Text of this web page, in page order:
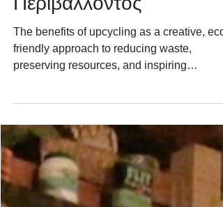
Προστασία του
Περιβάλλοντος
The benefits of upcycling as a creative, eco-
preserving resources, and inspiring